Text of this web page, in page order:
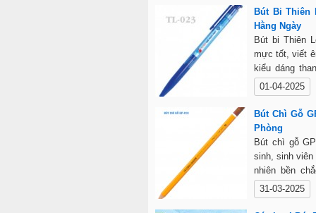
Bút Bi Thiên
Hằng Ngày
Bút bi Thiên
mực tốt, viết
kiểu dáng
phòng. Đầu bi
hợp lý, có
bán tại các
01-04-2025
Bút Chì Gỗ
Phòng
Bút chì gỗ
sinh, sinh
nhiên bền
nghiệm viết
chứa chất độc
31-03-2025